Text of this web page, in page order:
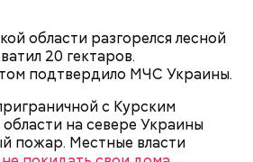
области разгорелся лесной
20 гектаров.
подтвердило МЧС Украины.
с Курским
на севере Украины
пожар. Местные власти
кровь, разведенную в
один к миллиону, —
«ВМ».
что в заповеднике нет
и мертвых городов,
как в украинской
вышку, откуда можно
о заговорах, забывая о
более 70 лет назад был создан
1947 год — период,
в себя после мировых войн,
противостояний. И в
о том, что ядерные
закончиться полным